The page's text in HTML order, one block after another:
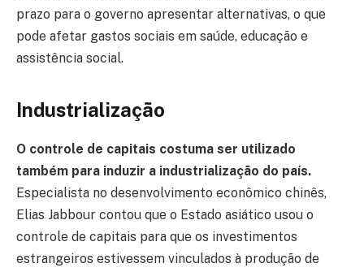
prazo para o governo apresentar alternativas, o que
pode afetar gastos sociais em saúde, educação e
assistência social.
Industrialização
O controle de capitais costuma ser utilizado
também para induzir a industrialização do país.
Especialista no desenvolvimento econômico chinês,
Elias Jabbour contou que o Estado asiático usou o
controle de capitais para que os investimentos
estrangeiros estivessem vinculados à produção de